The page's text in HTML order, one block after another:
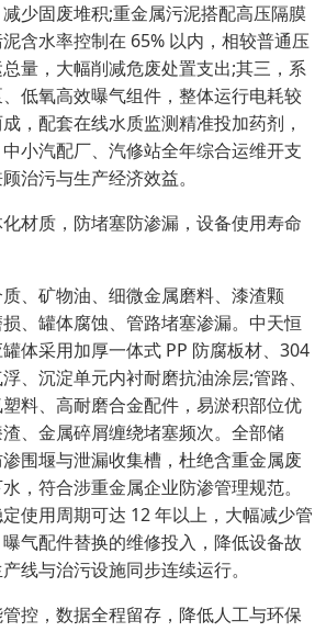
少固废堆积;重金属污泥搭配高压隔膜
含水率控制在 65% 以内，相较普通压
量，大幅削减危废处置支出;其三，系
低氧高效曝气组件，整体运行电耗较
，配套在线水质监测精准投加药剂，
小汽配厂、汽修站全年综合运维开支
治污与生产经济效益。
材质，防堵塞防渗漏，设备使用寿命
、矿物油、细微金属磨料、漆渣颗
、罐体腐蚀、管路堵塞渗漏。中天恒
体采用加厚一体式 PP 防腐板材、304
、沉淀单元内衬耐磨抗油涂层;管路、
料、高耐磨合金配件，易淤积部位优
、金属碎屑缠绕堵塞频次。全部储
围堰与泄漏收集槽，杜绝含重金属废
，符合涉重金属企业防渗管理规范。
使用周期可达 12 年以上，大幅减少管
气配件替换的维修投入，降低设备故
线与治污设施同步连续运行。
控，数据全程留存，降低人工与环保